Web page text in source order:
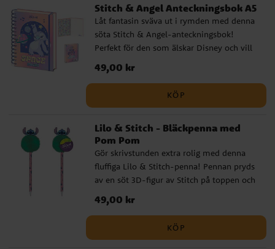
Stitch & Angel Anteckningsbok A5
Låt fantasin sväva ut i rymden med denna
söta Stitch & Angel-anteckningsbok!
Perfekt för den som älskar Disney och vill
fylla sidorna med kreativa idéer, skisser
eller dagdrömmar. Anteckningsboken i
A5-format har ett lila och rosa omslag
med Stitch i rymdtema, spiralbindning
skolan eller hemma, med massor av plats
för allt som får fantasin att ta fart. ✔️ A5-
format med ca 200 linjerade sidor ✔️
Färgglad design med Stitch & Angel i
rymdstil ✔️ Officiellt licensierad produkt
Pris :49,00 kr
49,00 kr
KÖP
Lilo & Stitch - Bläckpenna med
Pom Pom
Gör skrivstunden extra rolig med denna
fluffiga Lilo & Stitch-penna! Pennan pryds
av en söt 3D-figur av Stitch på toppen och
en mjuk pom pom som svajar när du
skriver. Perfekt för skolan, hemma eller
den busiga utomjordingen. ✔️ Dekorerad
Pris :49,00 kr
49,00 kr
KÖP